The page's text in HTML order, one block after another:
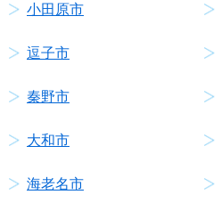
小田原市
逗子市
秦野市
大和市
海老名市